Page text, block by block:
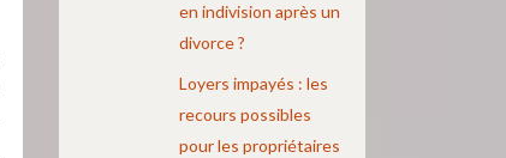
en indivision après un
divorce ?
Loyers impayés : les
recours possibles
pour les propriétaires